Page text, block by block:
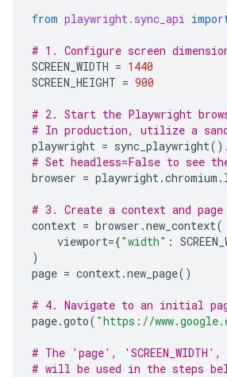
from playwright.sync_api
# 1. Configure screen
SCREEN_WIDTH = 1440
SCREEN_HEIGHT = 900
# 2. Start the Playwright
# In production, utilize a
playwright = sync_playwright() .
# Set headless=False to see
browser = playwright.chromium .
# 3. Create a context and
context = browser .new_context(
viewport={"width" :
)
page = context.new_page()
# 4. Navigate to an initial
page.goto( "https://
# The 'page', 'SCREEN_WIDTH',
# will be used in the steps